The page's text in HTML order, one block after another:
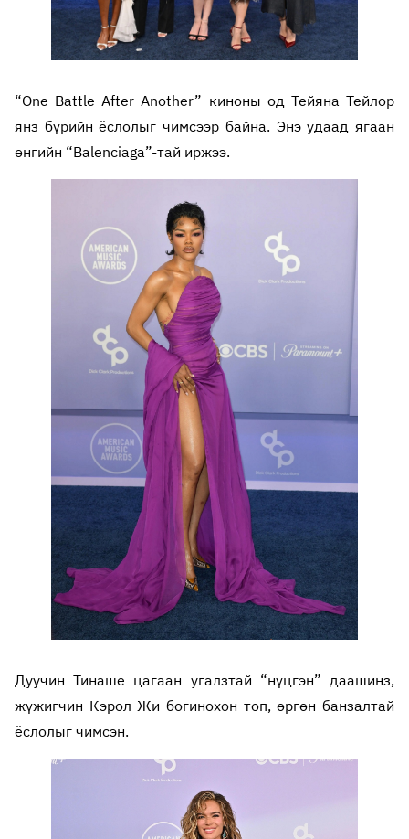
“One Battle After Another” киноны од Тейяна Тейлор
янз бүрийн ёслолыг чимсээр байна. Энэ удаад ягаан
өнгийн “Balenciaga”-тай иржээ.
Дуучин Тинаше цагаан угалзтай “нүцгэн” даашинз,
жүжигчин Кэрол Жи богинохон топ, өргөн банзалтай
ёслолыг чимсэн.